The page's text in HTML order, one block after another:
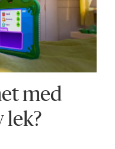
med
lek?